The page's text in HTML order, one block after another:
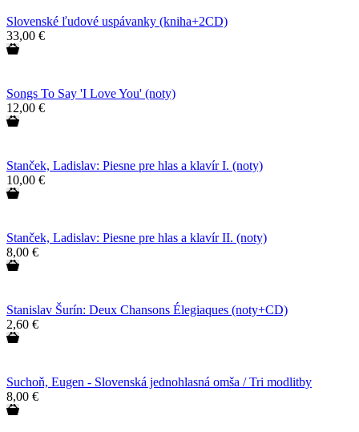
Slovenské ľudové uspávanky (kniha+2CD)
33,00 €
Songs To Say 'I Love You' (noty)
12,00 €
Stanček, Ladislav: Piesne pre hlas a klavír I. (noty)
10,00 €
Stanček, Ladislav: Piesne pre hlas a klavír II. (noty)
8,00 €
Stanislav Šurín: Deux Chansons Élegiaques (noty+CD)
2,60 €
Suchoň, Eugen - Slovenská jednohlasná omša / Tri modlitby
8,00 €